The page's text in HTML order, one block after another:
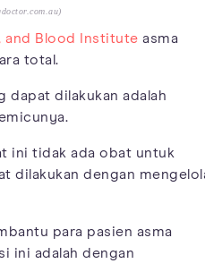
and Blood Institute asma
total.
dapat dilakukan adalah
ini tidak ada obat untuk
dilakukan dengan
para pasien asma
ini adalah dengan